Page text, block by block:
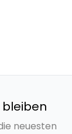
neuesten